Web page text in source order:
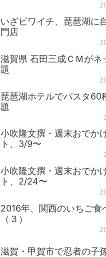
いざビワイチ、琵琶湖に
門店
滋賀県 石田三成ＣＭがネ
題
琵琶湖ホテルでパスタ60
題
小吹隆文撰・週末おでか
ト、3/9〜
小吹隆文撰・週末おでか
ト、2/24〜
2016年、関西のいちご食
（３）
滋賀・甲賀市で忍者の子